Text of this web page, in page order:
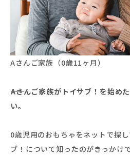
Aさんご家族（0歳11ヶ月）
――Aさんご家族がトイサブ！を始め
い。
0歳児用のおもちゃをネットで探
ブ！について知ったのがきっかけ